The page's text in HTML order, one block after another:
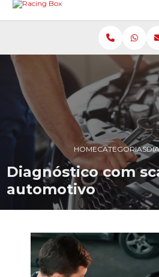
HOMECATEGORIAS
Diagnóstico com
automotivo